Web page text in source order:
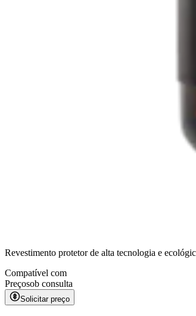
Revestimento protetor de alta tecnologia e
Compatível com
Preçosob consulta
Solicitar preço